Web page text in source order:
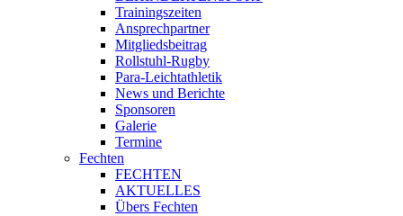
Trainingszeiten
Ansprechpartner
Mitgliedsbeitrag
Rollstuhl-Rugby
Para-Leichtathletik
News und Berichte
Sponsoren
Galerie
Termine
Fechten
FECHTEN
AKTUELLES
Übers Fechten